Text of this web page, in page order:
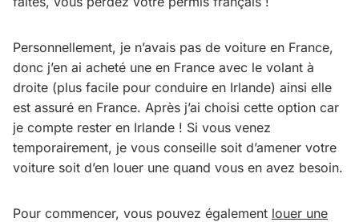
Personnellement, je n’avais pas de voiture en France,
donc j’en ai acheté une en France avec le volant à
droite (plus facile pour conduire en Irlande) ainsi elle
est assuré en France. Après j’ai choisi cette option car
je compte rester en Irlande ! Si vous venez
temporairement, je vous conseille soit d’amener votre
voiture soit d’en louer une quand vous en avez besoin.
Pour commencer, vous pouvez également louer une